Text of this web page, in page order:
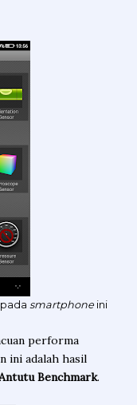
smartphoneini
performa
ini adalah hasil
Benchmark.